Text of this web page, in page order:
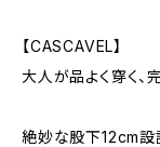
【CASCAVEL】
大人が品よく穿く、
絶妙な股下12cm設